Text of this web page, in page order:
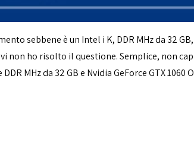
sebbene è un Intel i K, DDR MHz da 32
ho risolto il questione. Semplice, non
MHz da 32 GB e Nvidia GeForce GTX